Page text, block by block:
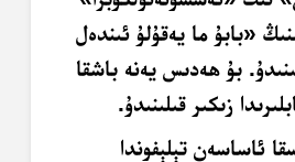
«بابۇ ما يەقۇلۇ ئىندەل
بۇ ھەدىس يەنە باشقا
زىكىر قىلىنىدۇ.
ئاساسەن تېلېفوندا